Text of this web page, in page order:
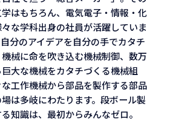
はもちろん、電気電子・情報・化
な学科出身の社員が活躍していま
分のアイデアを自分の手でカタチ
械に命を吹き込む機械制御、数万
大な機械をカタチづくる機械組
工作機械から部品を製作する部品
は多岐にわたります。段ボール製
知識は、最初からみんなゼロ。